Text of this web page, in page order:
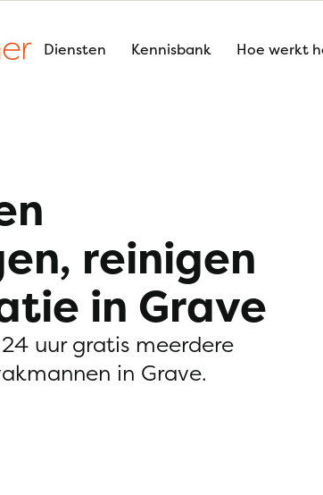
Diensten Kennisbank Hoe werkt
reinigen
in Grave
uur gratis meerdere
in Grave.